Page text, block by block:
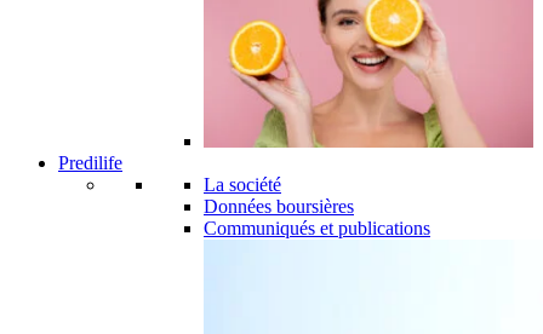
Predilife
La société
Données boursières
Communiqués et publications